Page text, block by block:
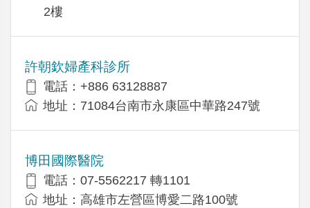
2樓
許朝欽婦產科診所
電話：+886 63128887
地址：71084台南市永康區中華路247號
博田國際醫院
電話：07-5562217 轉1101
地址：高雄市左營區博愛二路100號